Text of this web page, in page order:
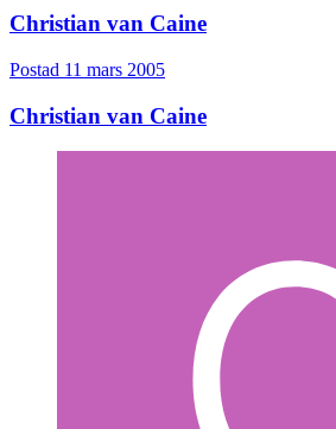
Christian van Caine
Postad 11 mars 2005
Christian van Caine